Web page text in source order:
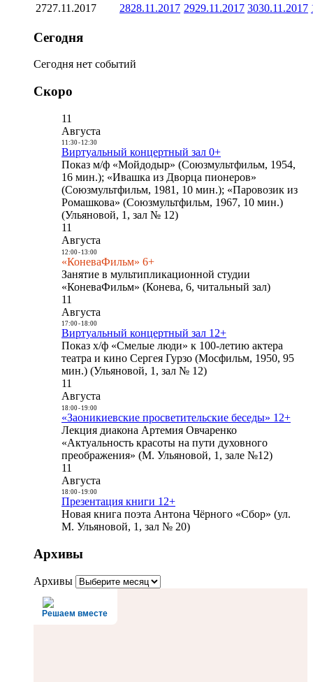
2727.11.2017 2828.11.2017 2929.11.2017 3030.11.2017
Сегодня
Сегодня нет событий
Скоро
11
Августа
11:30- 12:30
Виртуальный концертный зал 0+
Показ м/ф «Мойдодыр» (Союзмультфильм, 1954,
16 мин.); «Ивашка из Дворца пионеров»
(Союзмультфильм, 1981, 10 мин.); «Паровозик из
Ромашкова» (Союзмультфильм, 1967, 10 мин.)
(Ульяновой, 1, зал № 12)
11
Августа
12:00- 13:00
«КоневаФильм» 6+
Занятие в мультипликационной студии
«КоневаФильм» (Конева, 6, читальный зал)
11
Августа
17:00- 18:00
Виртуальный концертный зал 12+
Показ х/ф «Смелые люди» к 100-летию актера
театра и кино Сергея Гурзо (Мосфильм, 1950, 95
мин.) (Ульяновой, 1, зал № 12)
11
Августа
18:00- 19:00
«Заоникиевские просветительские беседы» 12+
Лекция диакона Артемия Овчаренко
«Актуальность красоты на пути духовного
преображения» (М. Ульяновой, 1, зале №12)
11
Августа
18:00- 19:00
Презентация книги 12+
Новая книга поэта Антона Чёрного «Сбор» (ул.
М. Ульяновой, 1, зал № 20)
Архивы
Архивы
Решаем вместе